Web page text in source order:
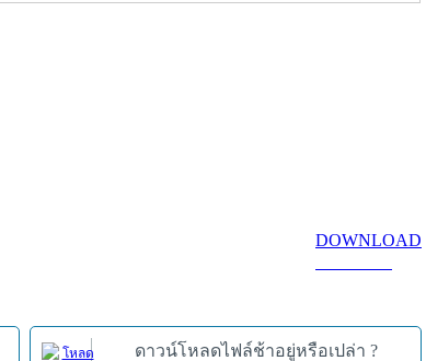
DOWNLOAD
ดาวน์โหลดไฟล์ช้าอยู่หรือเปล่า ?